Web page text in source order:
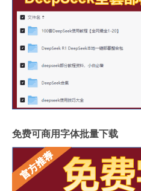
免费可商用字体批量下载